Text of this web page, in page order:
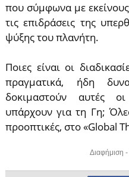
που σύμφωνα με
τις επιδράσεις της
ψύξης του πλανήτη.
Ποιες είναι οι
πραγματικά, ήδη
δοκιμαστούν αυτές
υπάρχουν για τη Γη;
προοπτικές, στο «Global
Διαφήμιση